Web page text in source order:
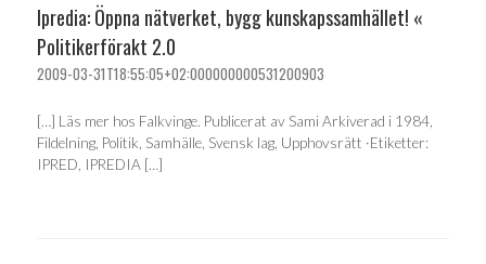
Ipredia: Öppna nätverket, bygg kunskapssamhället! «
Politikerförakt 2.0
2009-03-31T18:55:05+02:000000000531200903
[…] Läs mer hos Falkvinge. Publicerat av Sami Arkiverad i 1984,
Fildelning, Politik, Samhälle, Svensk lag, Upphovsrätt ·Etiketter:
IPRED, IPREDIA […]